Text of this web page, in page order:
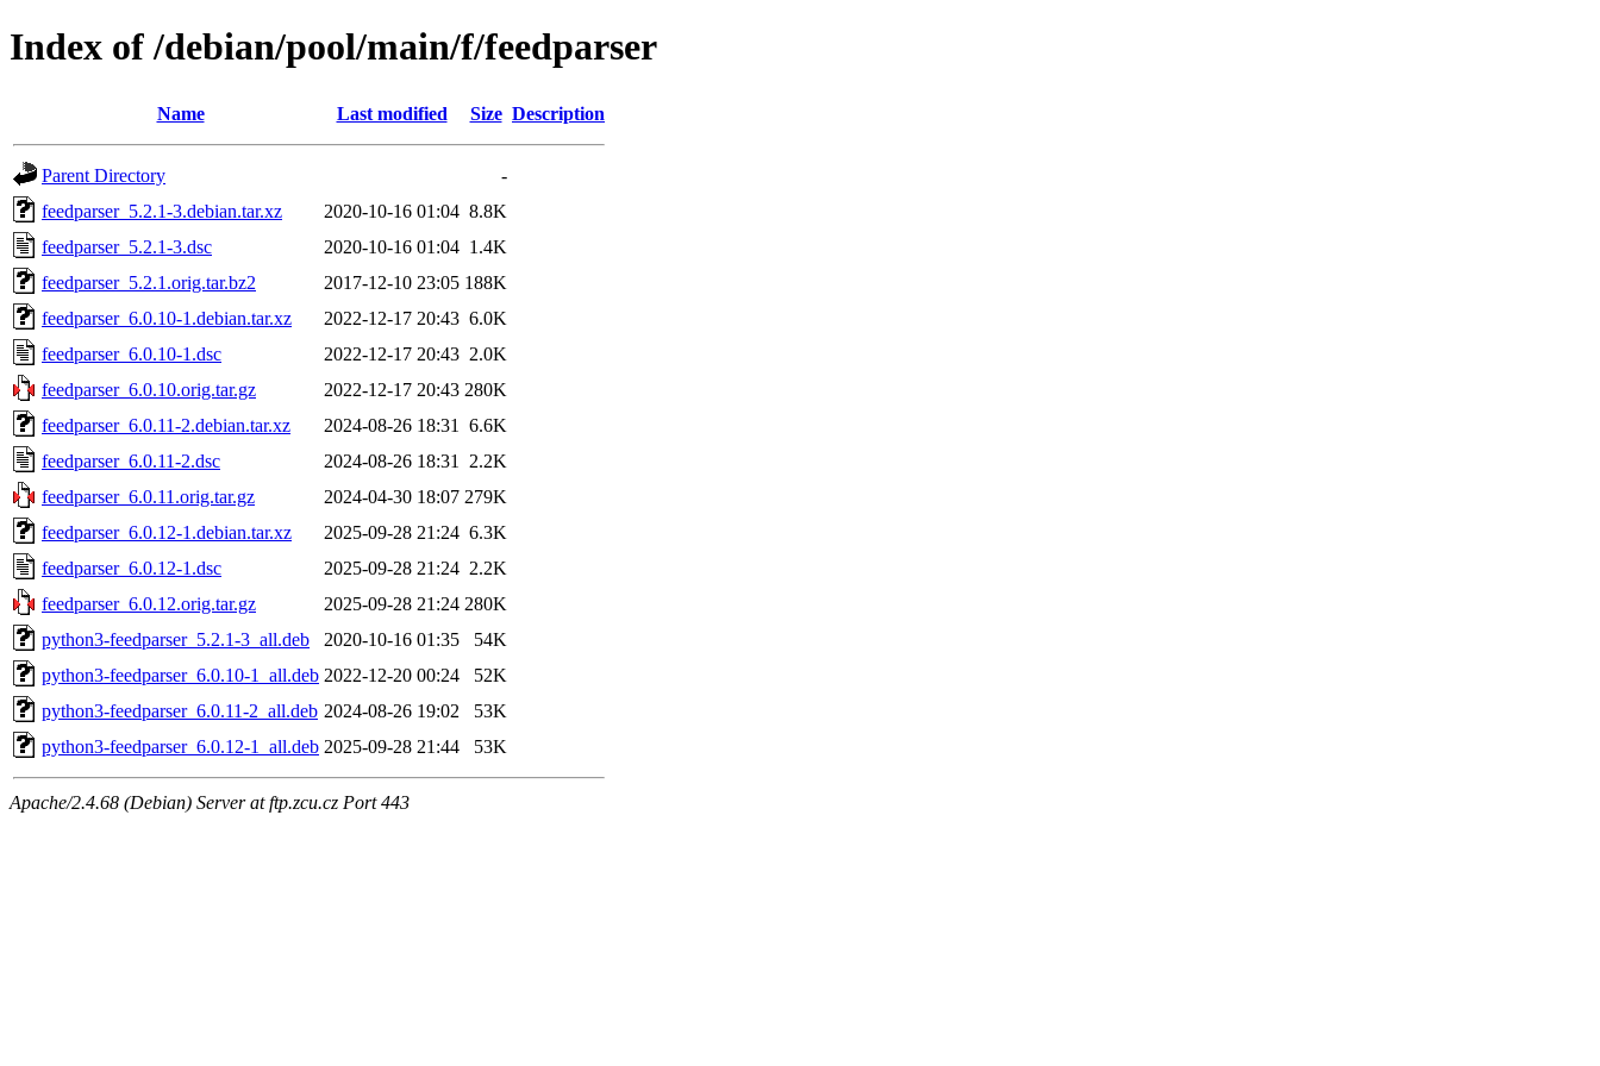
Index of /debian/pool/main/f/feedparser
Name Last modified Size Description
Parent Directory
-
feedparser_5.2.1-3.debian.tar.xz
2020-10-16 01:04 8.8K
feedparser_5.2.1-3.dsc
2020-10-16 01:04 1.4K
feedparser_5.2.1.orig.tar.bz2
2017-12-10 23:05 188K
feedparser_6.0.10-1.debian.tar.xz
2022-12-17 20:43 6.0K
feedparser_6.0.10-1.dsc
2022-12-17 20:43 2.0K
feedparser_6.0.10.orig.tar.gz
2022-12-17 20:43 280K
feedparser_6.0.11-2.debian.tar.xz
2024-08-26 18:31
6.6K
feedparser_6.0.11-2.dsc
2024-08-26 18:31
2.2K
feedparser_6.0.11.orig.tar.gz
2024-04-30 18:07 279K
feedparser_6.0.12-1.debian.tar.xz
2025-09-28 21:24 6.3K
feedparser_6.0.12-1.dsc
2025-09-28 21:24 2.2K
feedparser_6.0.12.orig.tar.gz
2025-09-28 21:24 280K
python3-feedparser_5.2.1-3_all.deb
2020-10-16 01:35
54K
python3-feedparser_6.0.10-1_all.deb 2022-12-20 00:24
52K
python3-feedparser_6.0.11-2_all.deb 2024-08-26 19:02
53K
python3-feedparser_6.0.12-1_all.deb 2025-09-28 21:44 53K
Apache/2.4.68 (Debian) Server at ftp.zcu.cz Port 443